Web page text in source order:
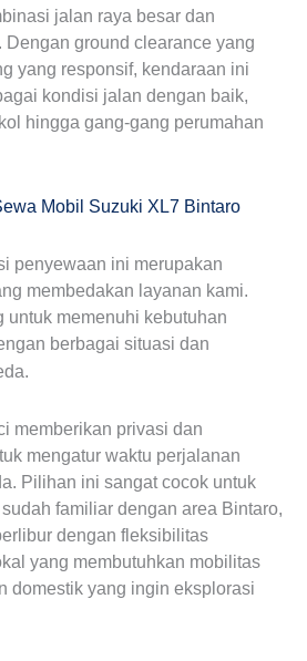
jalan raya besar dan
Dengan ground clearance yang
yang responsif, kendaraan ini
kondisi jalan dengan baik,
hingga gang-gang perumahan
Mobil Suzuki XL7 Bintaro
penyewaan ini merupakan
membedakan layanan kami.
untuk memenuhi kebutuhan
berbagai situasi dan
memberikan privasi dan
mengatur waktu perjalanan
Pilihan ini sangat cocok untuk
familiar dengan area Bintaro,
dengan fleksibilitas
yang membutuhkan mobilitas
domestik yang ingin eksplorasi